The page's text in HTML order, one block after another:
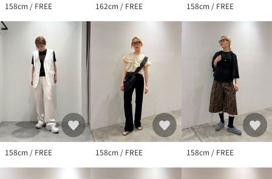
158cm / FREE 162cm / FREE 158cm / FREE
158cm / FREE 158cm / FREE 158cm / FREE